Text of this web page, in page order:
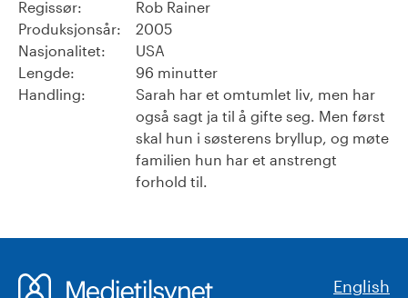
Regissør:
Rob Rainer
Produksjonsår:
2005
Nasjonalitet:
USA
Lengde:
96 minutter
Handling:
Sarah har et omtumlet liv, men har
også sagt ja til å gifte seg. Men først
skal hun i søsterens bryllup, og møte
familien hun har et anstrengt
forhold til.
English